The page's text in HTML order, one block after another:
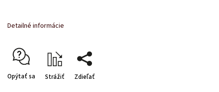
Detailné informácie
Opýtať sa Strážiť Zdieľať